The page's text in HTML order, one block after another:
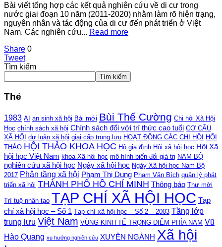
Bài viết tổng hợp các kết quả nghiên cứu về di cư trong
nước giai đoạn 10 năm (2011-2020) nhằm làm rõ hiện trạng,
nguyên nhân và tác động của di cư đến phát triển ở Việt
Nam. Các nghiên cứu... Read more
Share 0
Tweet
Tìm kiếm
Tìm kiếm
Thẻ
1983 AI an sinh xã hội Bài mới Bùi Thế Cường Chi hội Xã Hội
Học chính sách xã hội Chính sách đối với trí thức cao tuổi CƠ CẤU
XÃ HỘI dư luận xã hội giai cấp trung lưu HOẠT ĐỘNG CÁC CHI HỘI
HỘI
THẢO HỘI THẢO KHOA HỌC Hộ gia đình Hội xã hội học Hội Xã
hội học Việt Nam khoa Xã hội học mô hình biến đổi giá trị NAM BỘ
nghiên cứu xã hội học Ngày xã hội học Ngày Xã hội học Nam Bộ
2017 Phân tầng xã hội Phạm Thị Dung Phạm Văn Bích quản lý phát
triển xã hội THÀNH PHỐ HỒ CHÍ MINH Thông báo Thư mời
Trí tuệ nhân tạo TẠP CHÍ XÃ HỘI HỌC Tạp
chí xã hội học – Số 1 Tạp chí xã hội học – Số 2 – 2003 Tầng lớp
trung lưu Việt Nam VÙNG KINH TẾ TRỌNG ĐIỂM PHÍA NAM Vũ
Hào Quang xu hướng nghiên cứu XUYÊN NGÀNH Xã hội